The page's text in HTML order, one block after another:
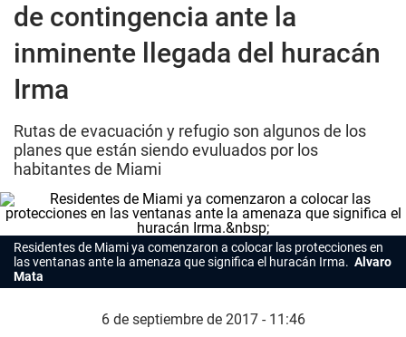
de contingencia ante la
inminente llegada del huracán
Irma
Rutas de evacuación y refugio son algunos de los
planes que están siendo evuluados por los
habitantes de Miami
Residentes de Miami ya comenzaron a colocar las protecciones en
las ventanas ante la amenaza que significa el huracán Irma. Alvaro
Mata
6 de septiembre de 2017 - 11:46